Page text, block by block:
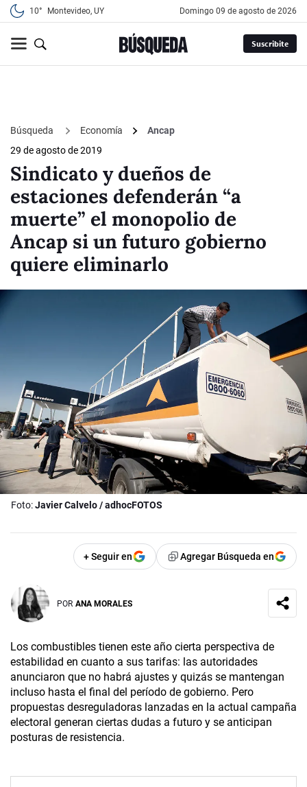
10° Montevideo, UY domingo 09 de agosto de 2026
Suscribite
Búsqueda Economía
Ancap
29 de agosto de 2019
Sindicato y dueños de
estaciones defenderán “a
muerte” el monopolio de
Ancap si un futuro gobierno
quiere eliminarlo
Foto:Javier Calvelo / adhocFOTOS
+ Seguir en Agregar Búsqueda en
POR ANA MORALES
Los combustibles tienen este año cierta perspectiva de
estabilidad en cuanto a sus tarifas: las autoridades
anunciaron que no habrá ajustes y quizás se mantengan
incluso hasta el final del período de gobierno. Pero
propuestas desreguladoras lanzadas en la actual campaña
electoral generan ciertas dudas a futuro y se anticipan
posturas de resistencia.